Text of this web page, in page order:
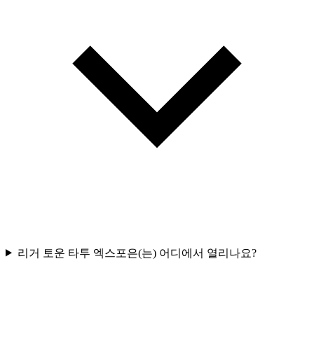
리거 토운 타투 엑스포은(는) 어디에서 열리나요?